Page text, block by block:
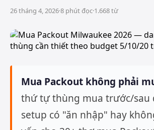
26 tháng 4, 2026·8 phút đọc·1.668từ
Mua Packout không phải
thứ tự thùng mua trước/sau
setup có "ăn nhập" hay